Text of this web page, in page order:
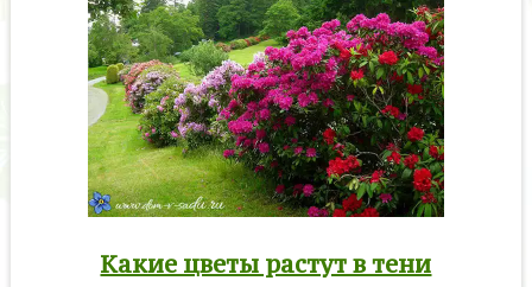
Какие цветы растут в тени